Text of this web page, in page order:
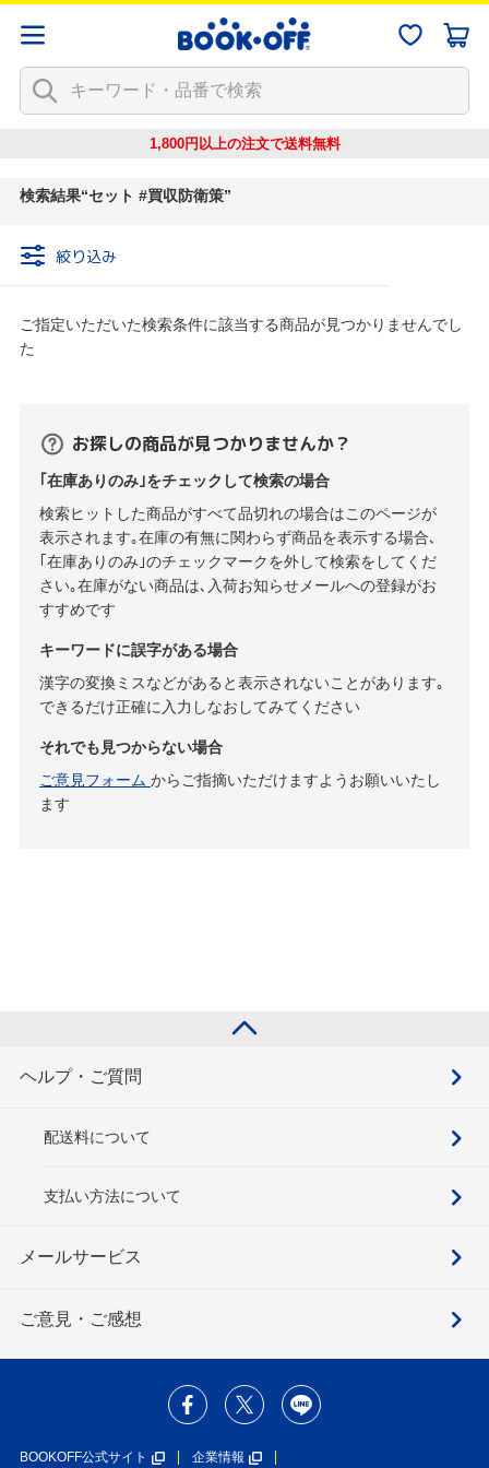
1,800円以上の注文で送料無料
検索結果 セット #買収防衛策
絞り込み
ご指定いただいた検索条件に該当する商品が見つかりませんでし
た
お探しの商品が見つかりませんか？
｢在庫ありのみ｣をチェックして検索の場合
検索ヒットした商品がすべて品切れの場合はこのページが
表示されます｡在庫の有無に関わらず商品を表示する場合､
｢在庫ありのみ｣のチェックマークを外して検索をしてくだ
さい｡在庫がない商品は､入荷お知らせメールへの登録がお
すすめです
キーワードに誤字がある場合
漢字の変換ミスなどがあると表示されないことがあります｡
できるだけ正確に入力しなおしてみてください
それでも見つからない場合
ご意見フォーム からご指摘いただけますようお願いいたし
ます
ヘルプ・ご質問
配送料について
支払い方法について
メールサービス
ご意見・ご感想
BOOKOFF公式サイト 企業情報